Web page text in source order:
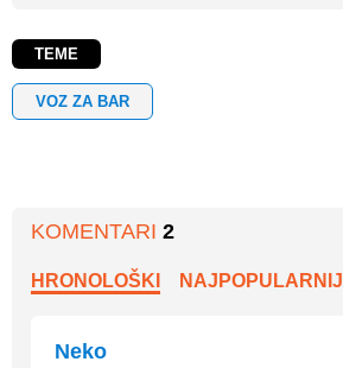
TEME
VOZ ZA BAR
KOMENTARI 2
HRONOLOŠKI NAJPOPULARNIJI
Neko